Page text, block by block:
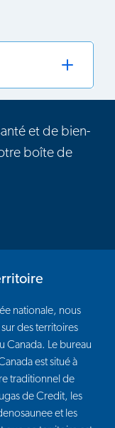
et de bien-
boîte de
nationale, nous
des territoires
Canada. Le bureau
est situé à
traditionnel de
de Credit, les
et les